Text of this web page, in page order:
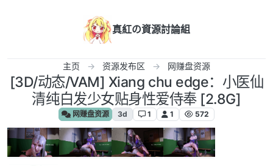
真紅の資源討論組
主页 资源发布区 网赚盘资源
[3D/动态/VAM] Xiang chu edge：小医仙
清纯白发少女贴身性爱侍奉 [2.8G]
网赚盘资源 3d 1 1 572